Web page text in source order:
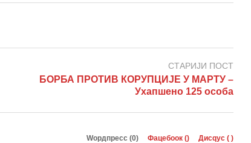
СТАРИЈИ ПОСТ
БОРБА ПРОТИВ КОРУПЦИЈЕ У МАРТУ –
Ухапшено 125 особа
Wордпресс (0) Фацебоок () Дисqус ( )